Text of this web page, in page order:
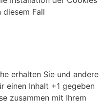
Fall
erhalten Sie und andere
einen Inhalt +1 gegeben
zusammen mit Ihrem